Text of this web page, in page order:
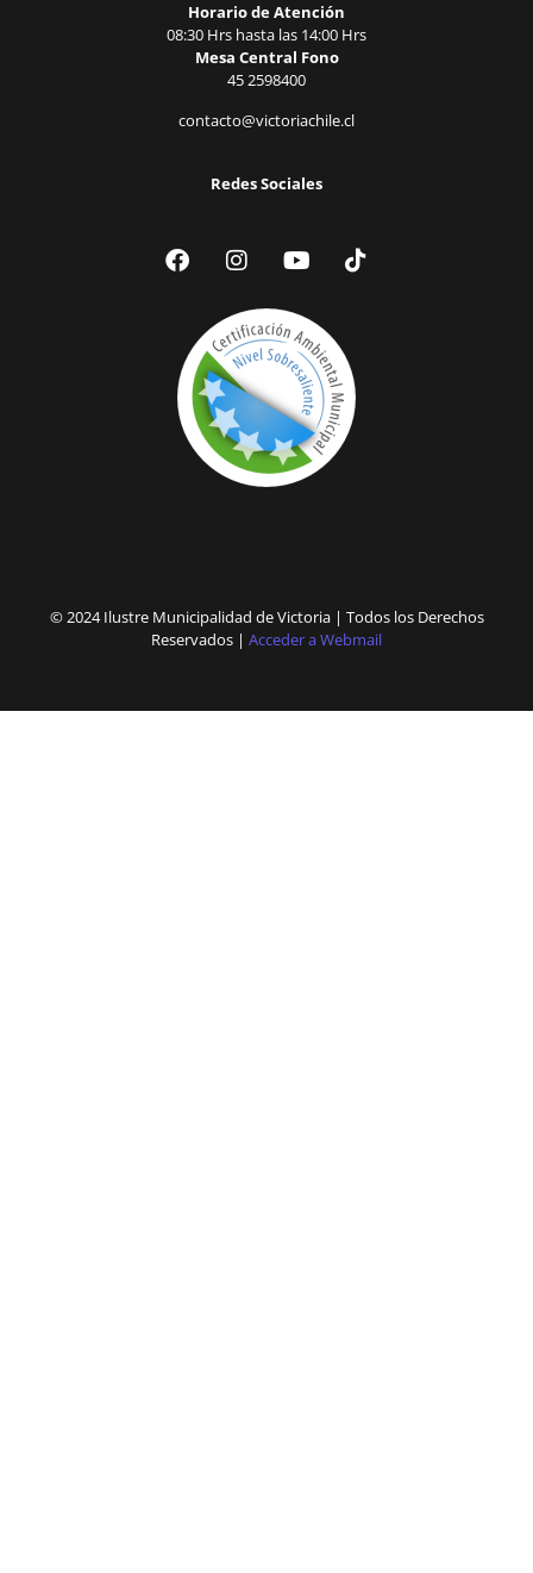
Horario de Atención
08:30 Hrs hasta las 14:00 Hrs
Mesa Central Fono
45 2598400
contacto@victoriachile.cl
Redes Sociales
© 2024 Ilustre Municipalidad de Victoria | Todos los Derechos
Reservados | Acceder a Webmail